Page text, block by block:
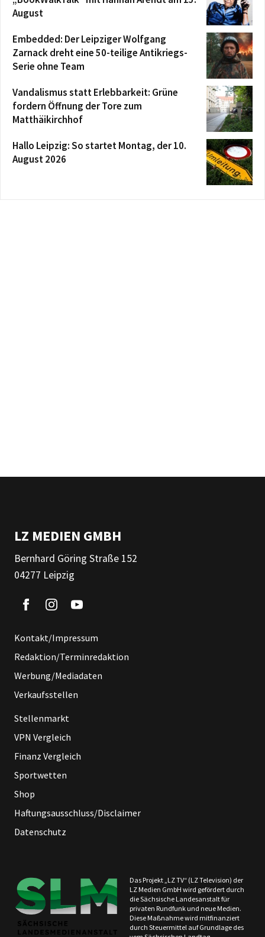
August
Embedded: Der Leipziger Wolfgang
Zarnack dreht eine 50-teilige Antikriegs-
Serie ohne Team
Vandalismus statt Erlebbarkeit: Grüne
fordern Öffnung der Tore zum
Matthäikirchhof
Hallo Leipzig: So startet Montag, der 10.
August 2026
LZ MEDIEN GMBH
Bernhard Göring Straße 152
04277 Leipzig
Kontakt/Impressum
Redaktion/Terminredaktion
Werbung/Mediadaten
Verkaufsstellen
Stellenmarkt
VPN Vergleich
Finanz Vergleich
Sportwetten
Shop
Haftungsausschluss/Disclaimer
Datenschutz
Das Projekt „LZ TV“ (LZ Television) der
LZ Medien GmbH wird gefördert durch
die Sächsische Landesanstalt für
privaten Rundfunk und neue Medien.
Diese Maßnahme wird mitfinanziert
durch Steuermittel auf Grundlage des